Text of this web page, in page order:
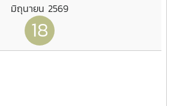
มิถุนายน 2569
18